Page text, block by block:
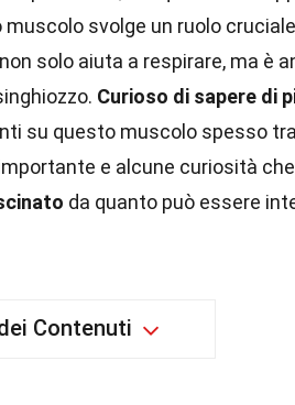
muscolo svolge un ruolo
solo aiuta a respirare, ma è
Curioso di sapere di
su questo muscolo spesso
e alcune curiosità
da quanto può essere
Contenuti